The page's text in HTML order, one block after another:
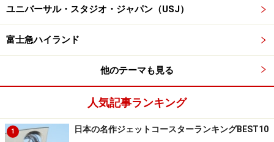
ユニバーサル・スタジオ・ジャパン（USJ）
富士急ハイランド
他のテーマも見る
人気記事ランキング
1 日本の名作ジェットコースターランキングBEST10